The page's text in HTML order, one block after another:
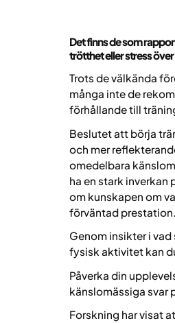
Det finns de som
trötthet eller stress
Trots de välkända
många inte de
förhållande till
Beslutet att börja
och mer
omedelbara
ha en stark
om kunskapen om
förväntad prestation.
Genom insikter i
fysisk aktivitet kan
Påverka din
känslomässiga svar
Forskning har visat